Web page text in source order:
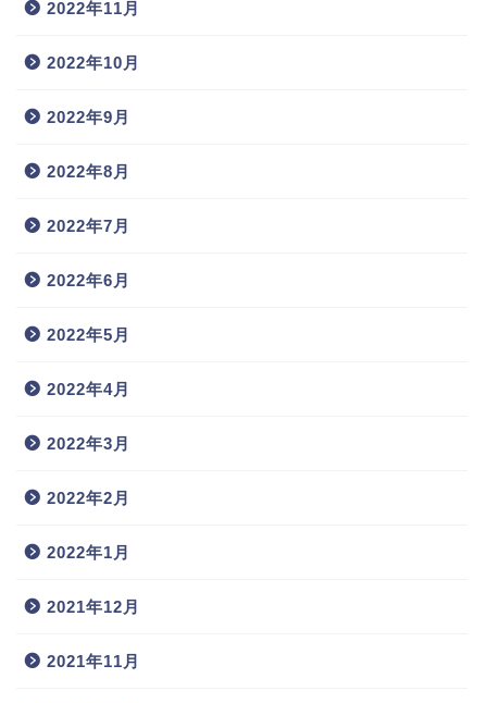
2022年11月
2022年10月
2022年9月
2022年8月
2022年7月
2022年6月
2022年5月
2022年4月
2022年3月
2022年2月
2022年1月
2021年12月
2021年11月